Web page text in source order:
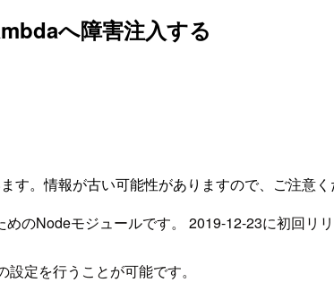
へ障害注入する
す。情報が古い可能性がありますので、ご注意く
のNodeモジュールです。 2019-12-23に初回リ
定を行うことが可能です。